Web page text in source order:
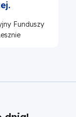
Funduszy